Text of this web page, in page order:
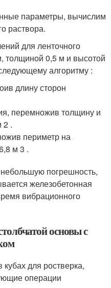
параметры, вычислим
раствора.
для ленточного
толщиной 0,5 м и высотой
алгоритму :
длину сторон
перемножив толщину и
2 .
периметр на
м 3 .
погрешность,
железобетонная
вибрационного
основы с
кубах для ростверка,
операции